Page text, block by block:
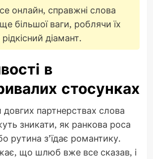
онлайн, справжні слова
більшої ваги, роблячи їх
діамант.
в
стосунках
партнерствах слова
зникати, як ранкова роса
рутина з’їдає романтику.
що шлюб вже все сказав, і